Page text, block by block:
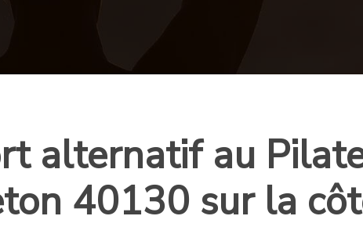
alternatif au
40130 sur la